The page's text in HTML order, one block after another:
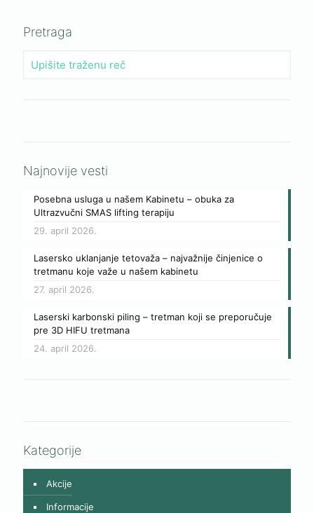
Pretraga
Najnovije vesti
Posebna usluga u našem Kabinetu – obuka za
Ultrazvučni SMAS lifting terapiju
29. april 2026.
Lasersko uklanjanje tetovaža – najvažnije činjenice o
tretmanu koje važe u našem kabinetu
27. april 2026.
Laserski karbonski piling – tretman koji se preporučuje
pre 3D HIFU tretmana
24. april 2026.
Kategorije
Akcije
Informacije